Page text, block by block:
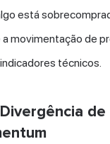
está
movimentação de
técnicos.